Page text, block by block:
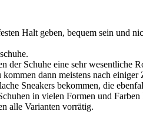
Halt geben, bequem sein und
der Schuhe eine sehr wesentliche
dann meistens nach
Sneakers bekommen, die
in vielen Formen und
alle Varianten vorrätig.